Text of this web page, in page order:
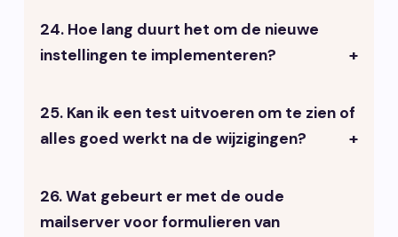
de betrouwbaarheid en compatibiliteit.
VrijdagOnline staat klaar om je te
ondersteunen bij technische
24. Hoe lang duurt het om de nieuwe
instellingen te implementeren?
Het implementeren en testen kost ons
een uur, maar de exacte tijd kan
domeinen en de gekozen optie.
25. Kan ik een test uitvoeren om te zien of
alles goed werkt na de wijzigingen?
Ja, we adviseren om na de aanpassing
een formulier als test in te vullen om de
26. Wat gebeurt er met de oude
mailserver voor formulieren van